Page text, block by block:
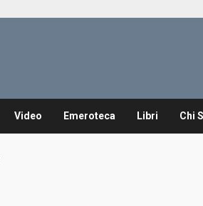
Video Emeroteca Libri Chi